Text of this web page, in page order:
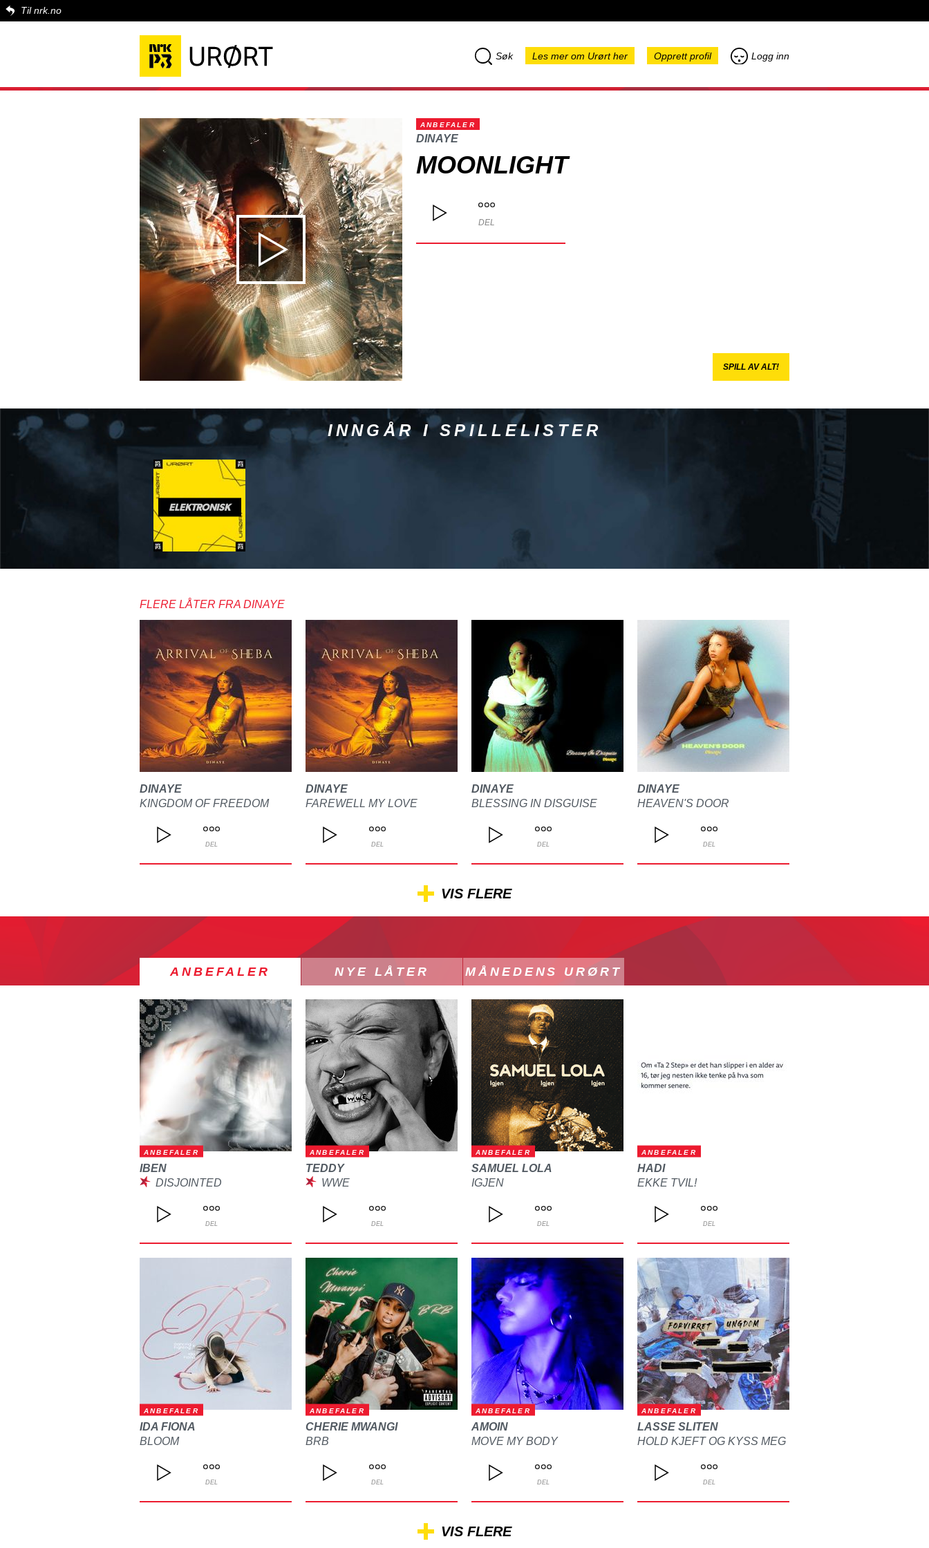
Til nrk.no
Søk Les mer om Urørt her Opprett profil Logg inn
ANBEFALER
DINAYE
MOONLIGHT
DEL
SPILL AV ALT!
INNGÅR I SPILLELISTER
ELEKTRONISK
FLERE LÅTER FRA DINAYE
DINAYE
KINGDOM OF FREEDOM
DEL
DINAYE
FAREWELL MY LOVE
DEL
DINAYE
BLESSING IN DISGUISE
DEL
DINAYE
HEAVEN'S DOOR
DEL
VIS FLERE
ANBEFALER NYE LÅTER MÅNEDENS URØRT
ANBEFALER
IBEN
DISJOINTED
DEL
ANBEFALER
TEDDY
WWE
DEL
ANBEFALER
SAMUEL LOLA
IGJEN
DEL
ANBEFALER
HADI
EKKE TVIL!
DEL
ANBEFALER
IDA FIONA
BLOOM
DEL
ANBEFALER
CHERIE MWANGI
BRB
DEL
ANBEFALER
AMOIN
MOVE MY BODY
DEL
ANBEFALER
LASSE SLITEN
HOLD KJEFT OG KYSS MEG
DEL
VIS FLERE